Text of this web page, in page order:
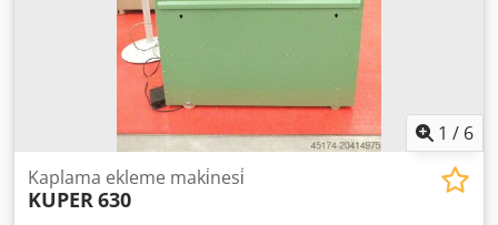
1 / 6
Kaplama ekleme maki̇nesi̇
KUPER 630